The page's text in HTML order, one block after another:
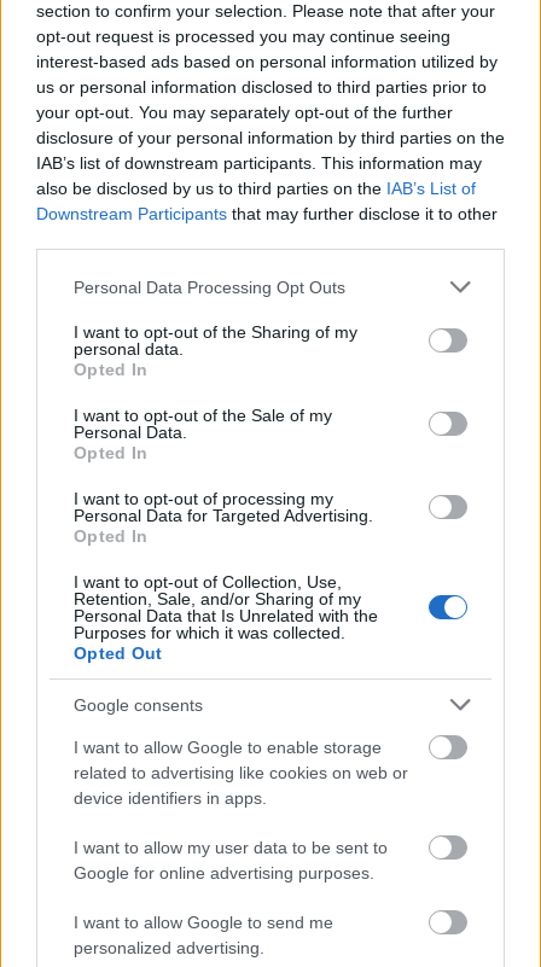
section to confirm your selection. Please note that after your
opt-out request is processed you may continue seeing
interest-based ads based on personal information utilized by
us or personal information disclosed to third parties prior to
your opt-out. You may separately opt-out of the further
disclosure of your personal information by third parties on the
IAB’s list of downstream participants. This information may
also be disclosed by us to third parties on the IAB’s List of
Downstream Participants that may further disclose it to other
Please note that this website/app uses one or more Google
not limited to your visit or usage behaviour. You may click to
grant or deny consent to Google and its third-party tags to
use your data for below specified purposes in below Google
consent section.
Personal Data Processing Opt Outs
I want to opt-out of the Sharing of my
personal data.
Opted In
I want to opt-out of the Sale of my
Personal Data.
Opted In
I want to opt-out of processing my
Personal Data for Targeted Advertising.
Opted In
I want to opt-out of Collection, Use,
Retention, Sale, and/or Sharing of my
Personal Data that Is Unrelated with the
Purposes for which it was collected.
Opted Out
Google consents
I want to allow Google to enable storage
related to advertising like cookies on web or
device identifiers in apps.
I want to allow my user data to be sent to
Google for online advertising purposes.
I want to allow Google to send me
personalized advertising.
ανακαλύψετε
των διακοπών
«Εδώ η Αθήνα θυμίζει Ευρώπη»: H γειτονιά εκτός
κέντρου που ανακάλυψαν στο TikTok